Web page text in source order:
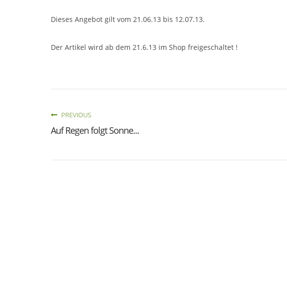
Dieses Angebot gilt vom 21.06.13 bis 12.07.13.
Der Artikel wird ab dem 21.6.13 im Shop freigeschaltet !
PREVIOUS
Auf Regen folgt Sonne...